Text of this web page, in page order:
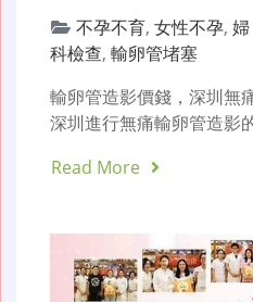
不孕不育, 女性不孕, 婦
科檢查, 輸卵管堵塞
輸卵管造影價錢，深圳無
深圳進行無痛輸卵管造影
Read More